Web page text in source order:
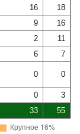
16
18
9
16
2
11
6
7
0 0
0
3
33 55